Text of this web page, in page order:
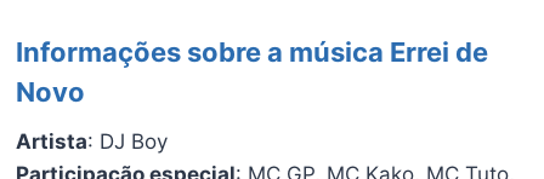
Informações sobre a música Errei de
Novo
Artista: DJ Boy
Participação especial: MC GP, MC Kako, MC Tuto,